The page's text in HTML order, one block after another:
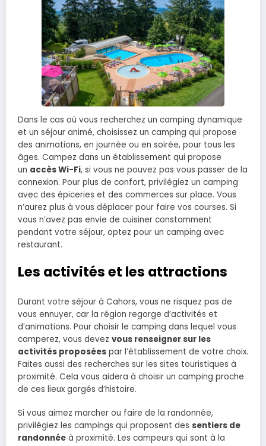
Dans le cas où vous recherchez un camping dynamique
et un séjour animé, choisissez un camping qui propose
des animations, en journée ou en soirée, pour tous les
âges. Campez dans un établissement qui propose
un accès Wi-Fi, si vous ne pouvez pas vous passer de la
connexion. Pour plus de confort, privilégiez un camping
avec des épiceries et des commerces sur place. Vous
n’aurez plus à vous déplacer pour faire vos courses. Si
vous n’avez pas envie de cuisiner constamment
pendant votre séjour, optez pour un camping avec
restaurant.
Les activités et les attractions
Durant votre séjour à Cahors, vous ne risquez pas de
vous ennuyer, car la région regorge d’activités et
d’animations. Pour choisir le camping dans lequel vous
camperez, vous devez vous renseigner sur les
activités proposées par l’établissement de votre choix.
Faites aussi des recherches sur les sites touristiques à
proximité. Cela vous aidera à choisir un camping proche
de ces lieux gorgés d’histoire.
Si vous aimez marcher ou faire de la randonnée,
privilégiez les campings qui proposent des sentiers de
randonnée à proximité. Les campeurs qui sont à la